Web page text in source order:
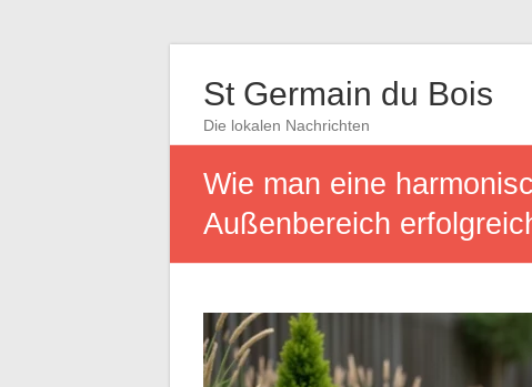
St Germain du Bois
Die lokalen Nachrichten
Wie man eine
Außenbereich